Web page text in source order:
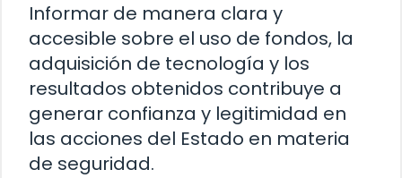
Informar de manera clara y
accesible sobre el uso de fondos, la
adquisición de tecnología y los
resultados obtenidos contribuye a
generar confianza y legitimidad en
las acciones del Estado en materia
de seguridad.